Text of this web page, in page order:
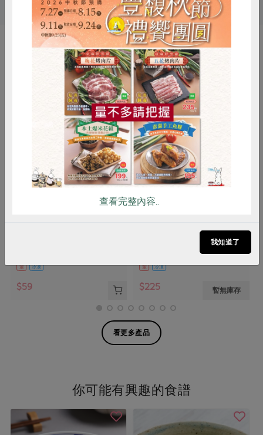
你可能有興趣的產品
葷 冷凍
$59
元榆企業股份有限公司
葷 冷凍
$225 暫無庫存
看更多產品
你可能有興趣的食譜
RPET 食譜 減硝酸鹽
雞蛋 食安 共同購買
查看完整內容..
我知道了